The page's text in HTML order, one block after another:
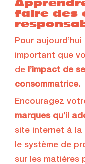
faire des
Pour
important que
de l’impact de
consommatrice.
Encouragez
marques qu’il
site internet à la
le système de
sur les matières